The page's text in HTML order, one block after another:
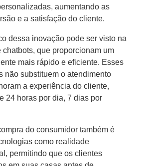
aumentando as
e a satisfação do cliente.
dessa inovação pode ser visto na
chatbots, que proporcionam um
mais rápido e eficiente. Esses
não substituem o atendimento
a experiência do cliente,
24 horas por dia, 7 dias por
do consumidor também é
como realidade
permitindo que os clientes